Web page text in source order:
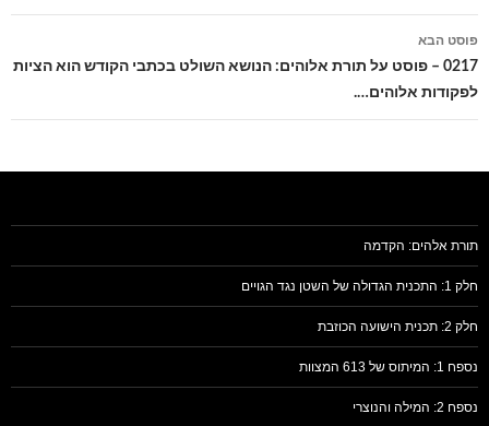
פוסט הבא
0217 – פוסט על תורת אלוהים: הנושא השולט בכתבי הקודש הוא הציות
לפקודות אלוהים….
תורת אלהים: הקדמה
חלק 1: התכנית הגדולה של השטן נגד הגויים
חלק 2: תכנית הישועה הכוזבת
נספח 1: המיתוס של 613 המצוות
נספח 2: המילה והנוצרי